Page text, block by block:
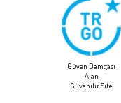
Güven Damgası
Alan
Güvenilir Site